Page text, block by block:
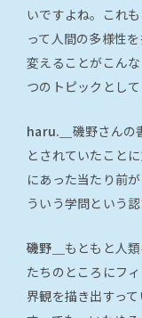
いですよね。これ
って人間の多様性
変えることがこん
つのトピックとし
haru.＿ 磯野さんの
とされていたこと
にあった当たり前
ういう学問という
磯野＿ もともと人
たちのところにフ
界観を描き出すっ